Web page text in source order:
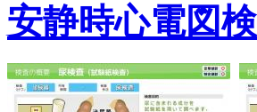
安静時心電図